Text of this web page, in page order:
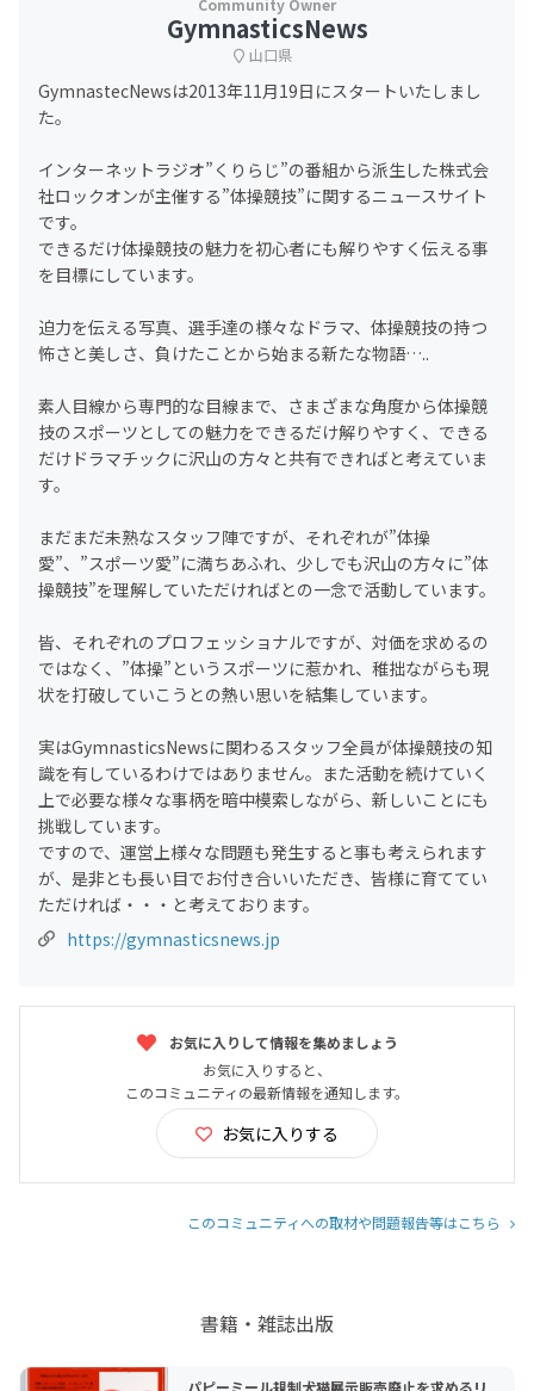
GymnasticsNews
山口県
GymnastecNewsは2013年11月19日にスタートいたしまし
た。
インターネットラジオ”くりらじ”の番組から派生した株式会
社ロックオンが主催する”体操競技”に関するニュースサイト
です。
できるだけ体操競技の魅力を初心者にも解りやすく伝える事
を目標にしています。
迫力を伝える写真、選手達の様々なドラマ、体操競技の持つ
怖さと美しさ、負けたことから始まる新たな物語…..
素人目線から専門的な目線まで、さまざまな角度から体操競
技のスポーツとしての魅力をできるだけ解りやすく、できる
だけドラマチックに沢山の方々と共有できればと考えていま
す。
まだまだ未熟なスタッフ陣ですが、それぞれが”体操
愛”、”スポーツ愛”に満ちあふれ、少しでも沢山の方々に”体
操競技”を理解していただければとの一念で活動しています。
皆、それぞれのプロフェッショナルですが、対価を求めるの
ではなく、”体操”というスポーツに惹かれ、稚拙ながらも現
状を打破していこうとの熱い思いを結集しています。
実はGymnasticsNewsに関わるスタッフ全員が体操競技の知
識を有しているわけではありません。また活動を続けていく
上で必要な様々な事柄を暗中模索しながら、新しいことにも
挑戦しています。
ですので、運営上様々な問題も発生すると事も考えられます
が、是非とも長い目でお付き合いいただき、皆様に育ててい
ただければ・・・と考えております。
https://gymnasticsnews.jp
お気に入りして情報を集めましょう
お気に入りすると、
このコミュニティの最新情報を通知します。
お気に入りする
このコミュニティへの取材や問題報告等はこちら
書籍・雑誌出版